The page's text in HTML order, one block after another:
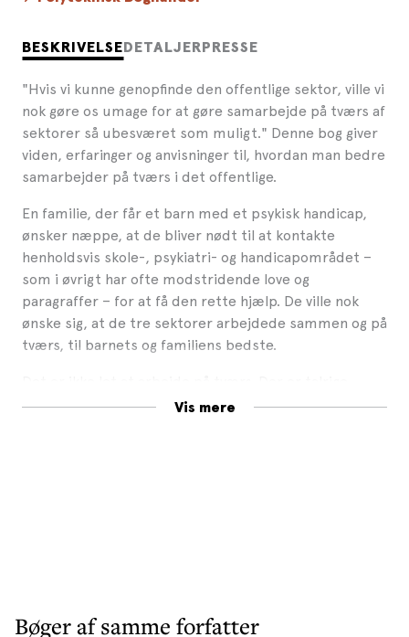
BESKRIVELSE DETALJER PRESSE
"Hvis vi kunne genopfinde den offentlige sektor, ville vi
nok gøre os umage for at gøre samarbejde på tværs af
sektorer så ubesværet som muligt." Denne bog giver
viden, erfaringer og anvisninger til, hvordan man bedre
samarbejder på tværs i det offentlige.
En familie, der får et barn med et psykisk handicap,
ønsker næppe, at de bliver nødt til at kontakte
henholdsvis skole-, psykiatri- og handicapområdet –
som i øvrigt har ofte modstridende love og
paragraffer – for at få den rette hjælp. De ville nok
ønske sig, at de tre sektorer arbejdede sammen og på
tværs, til barnets og familiens bedste.
barrierer som specialisering, modsatrettede
sagens og borgernes skyld – og fordi man spilder alt
Vis mere
Bøger af samme forfatter